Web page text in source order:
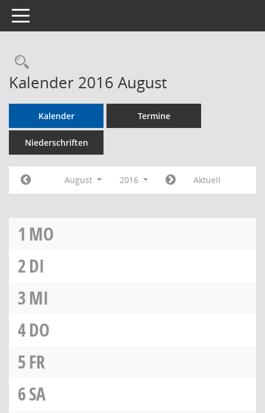
Toggle navigation
Rechercheauswahl
Kalender 2016 August
Kalender Termine
Niederschriften
August 2016 Aktuell
1 MO
2DI
3MI
4DO
5FR
6SA